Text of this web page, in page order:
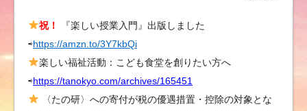
学
校
６
年
祝！
『楽しい授業入門』出版しました
⇨https://amzn.to/3Y7kbQi
楽しい福祉活動：こども食堂を創りたい方へ
⇨https://tanokyo.com/archives/165451
〈たの研〉への寄付が税の優遇措置・控除の対象とな